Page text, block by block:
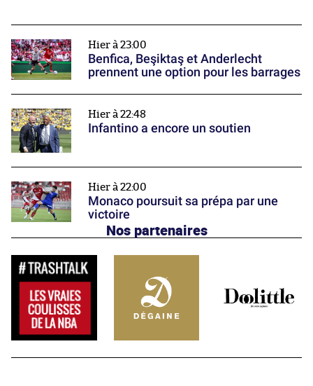
Hier à 23:00
Benfica, Beşiktaş et Anderlecht
prennent une option pour les barrages
Hier à 22:48
Infantino a encore un soutien
Hier à 22:00
Monaco poursuit sa prépa par une
victoire
Nos partenaires